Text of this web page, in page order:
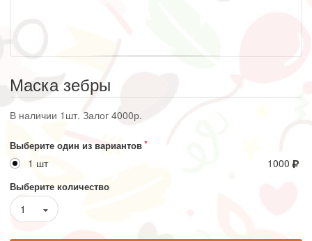
Маска зебры
В наличии 1шт. Залог 4000р.
Выберите один из вариантов
1 шт 1000
Выберите количество
1